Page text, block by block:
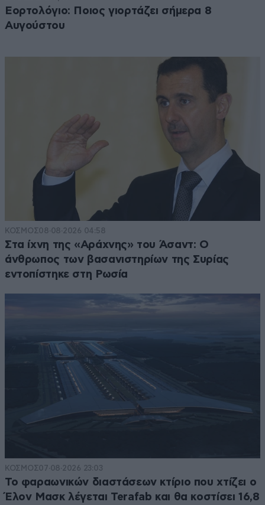
Εορτολόγιο: Ποιος γιορτάζει σήμερα 8
Αυγούστου
ΚΟΣΜΟΣ08·08·2026 04:58
Στα ίχνη της «Αράχνης» του Άσαντ: Ο
άνθρωπος των βασανιστηρίων της Συρίας
εντοπίστηκε στη Ρωσία
ΚΟΣΜΟΣ07·08·2026 23:03
Το φαραωνικών διαστάσεων κτίριο που χτίζει ο
Έλον Μασκ λέγεται Terafab και θα κοστίσει 16,8